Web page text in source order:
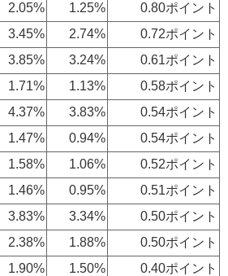
2.05% 1.25%
0.80ポイント
3.45% 2.74%
0.72ポイント
3.85% 3.24%
0.61ポイント
1.71% 1.13%
0.58ポイント
4.37% 3.83%
0.54ポイント
1.47% 0.94%
0.54ポイント
1.58% 1.06%
0.52ポイント
1.46% 0.95%
0.51ポイント
3.83% 3.34%
0.50ポイント
2.38% 1.88%
0.50ポイント
1.90% 1.50%
0.40ポイント